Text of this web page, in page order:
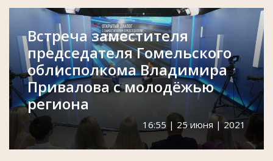
Встреча заместителя
председателя Гомельского
облисполкома Владимира
Привалова с молодёжью
региона
16:55 | 25 июня | 2021